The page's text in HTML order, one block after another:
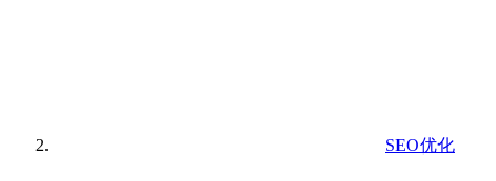
SEO优化